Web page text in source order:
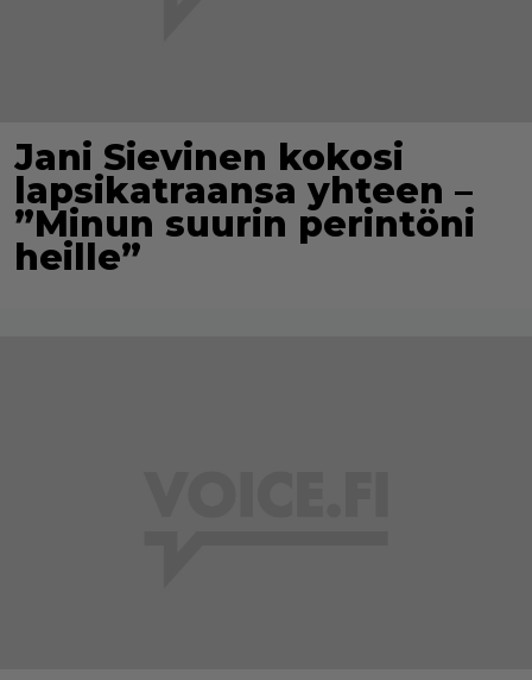
Jani Sievinen kokosi
lapsikatraansa yhteen –
”Minun suurin perintöni
heille”